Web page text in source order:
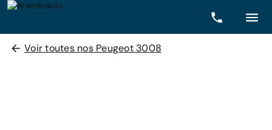
Voir toutes nos Peugeot 3008